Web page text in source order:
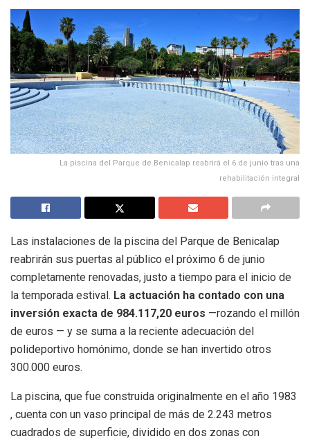
La piscina del Parque de Benicalap reabrirá el 6 de junio tras una
rehabilitación integral
Las instalaciones de la piscina del Parque de Benicalap
reabrirán sus puertas al público el próximo 6 de junio
completamente renovadas, justo a tiempo para el inicio de
la temporada estival. La actuación ha contado con una
inversión exacta de 984.117,20 euros —rozando el millón
de euros — y se suma a la reciente adecuación del
polideportivo homónimo, donde se han invertido otros
300.000 euros.
La piscina, que fue construida originalmente en el año 1983
, cuenta con un vaso principal de más de 2.243 metros
cuadrados de superficie, dividido en dos zonas con